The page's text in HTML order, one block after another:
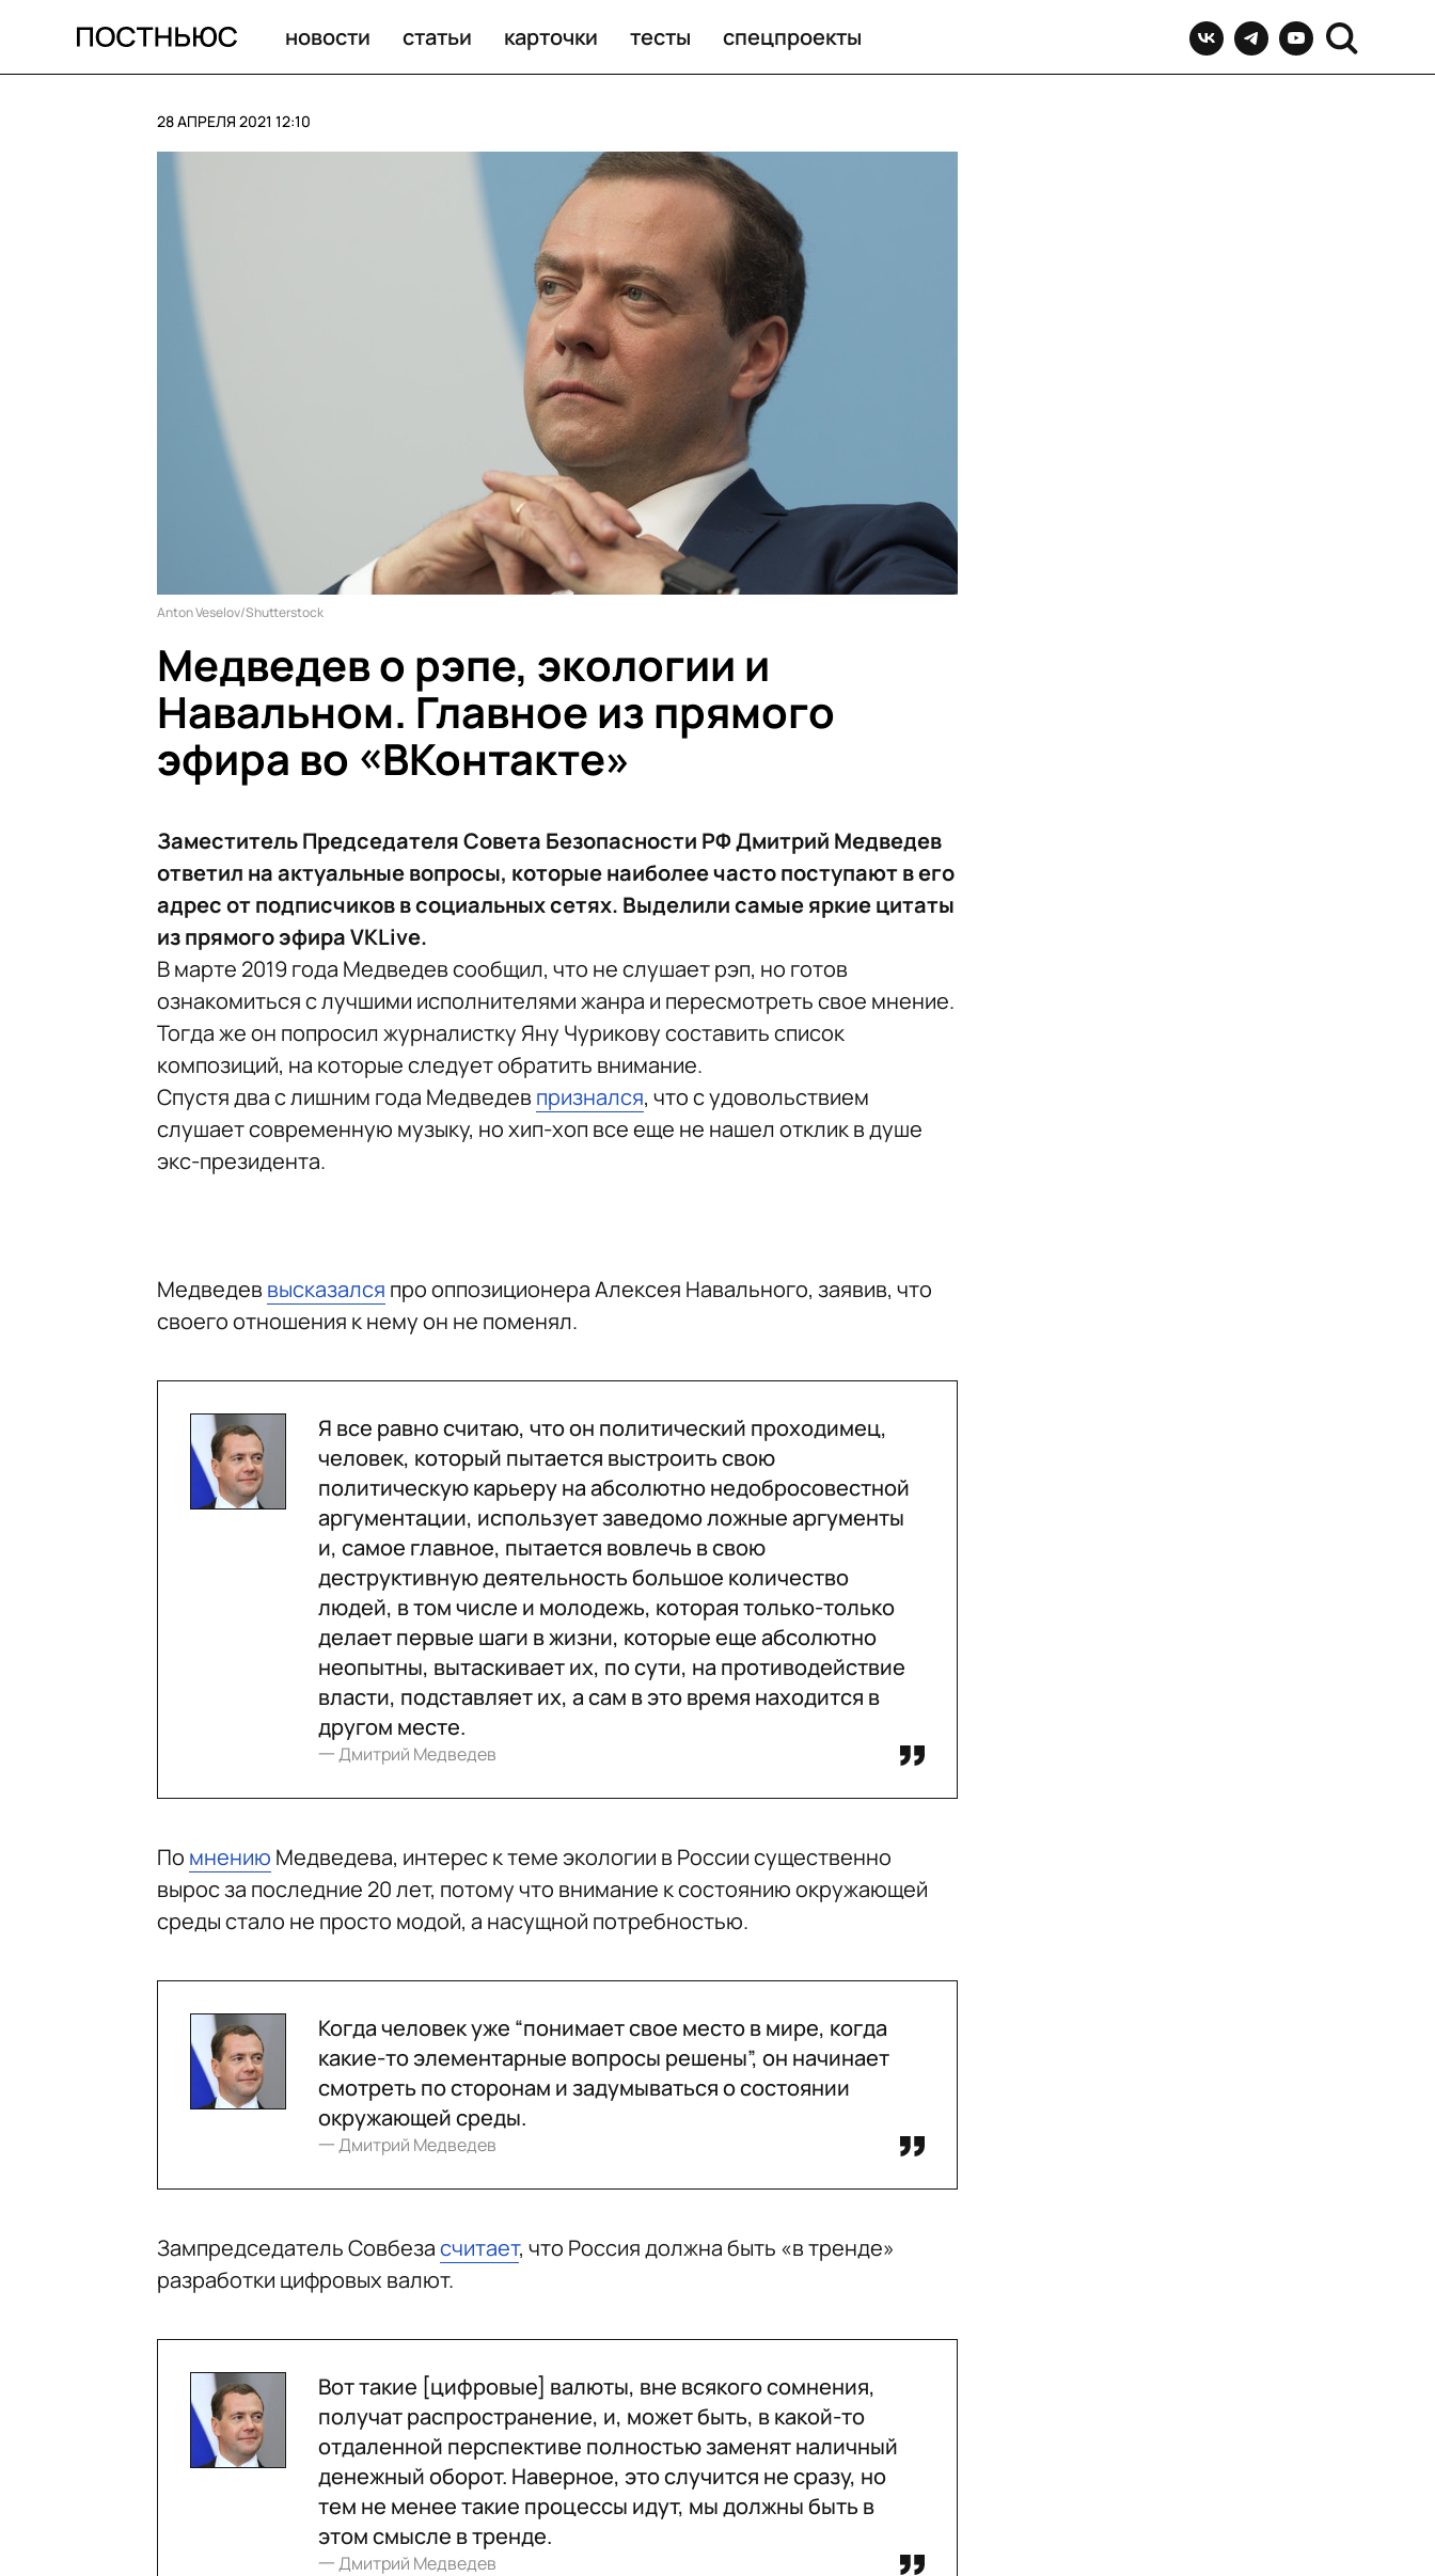
новости статьи карточки тесты спецпроекты
28 АПРЕЛЯ 2021 12:10
Anton Veselov/Shutterstock
Медведев о рэпе, экологии и
Навальном. Главное из прямого
эфира во «ВКонтакте»
Заместитель Председателя Совета Безопасности РФ Дмитрий Медведев
ответил на актуальные вопросы, которые наиболее часто поступают в его
адрес от подписчиков в социальных сетях. Выделили самые яркие цитаты
из прямого эфира VKLive.
В марте 2019 года Медведев сообщил, что не слушает рэп, но готов
ознакомиться с лучшими исполнителями жанра и пересмотреть свое мнение.
Тогда же он попросил журналистку Яну Чурикову составить список
композиций, на которые следует обратить внимание.
Спустя два с лишним года Медведев признался, что с удовольствием
слушает современную музыку, но хип-хоп все еще не нашел отклик в душе
экс-президента.
Медведев высказался про оппозиционера Алексея Навального, заявив, что
своего отношения к нему он не поменял.
Я все равно считаю, что он политический проходимец,
человек, который пытается выстроить свою
политическую карьеру на абсолютно недобросовестной
аргументации, использует заведомо ложные аргументы
и, самое главное, пытается вовлечь в свою
деструктивную деятельность большое количество
людей, в том числе и молодежь, которая только-только
делает первые шаги в жизни, которые еще абсолютно
неопытны, вытаскивает их, по сути, на противодействие
власти, подставляет их, а сам в это время находится в
другом месте.
一 Дмитрий Медведев
По мнению Медведева, интерес к теме экологии в России существенно
вырос за последние 20 лет, потому что внимание к состоянию окружающей
среды стало не просто модой, а насущной потребностью.
Когда человек уже “понимает свое место в мире, когда
какие-то элементарные вопросы решены”, он начинает
смотреть по сторонам и задумываться о состоянии
окружающей среды.
一 Дмитрий Медведев
Зампредседатель Совбезасчитает, что Россия должна быть «в тренде»
разработки цифровых валют.
Вот такие [цифровые] валюты, вне всякого сомнения,
получат распространение, и, может быть, в какой-то
отдаленной перспективе полностью заменят наличный
денежный оборот. Наверное, это случится не сразу, но
тем не менее такие процессы идут, мы должны быть в
этом смысле в тренде.
一 Дмитрий Медведев